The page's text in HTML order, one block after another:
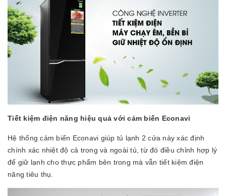
Tiết kiệm điện năng hiệu quả với cảm biến Econavi
Hệ thống cảm biến Econavi giúp tủ lạnh 2 cửa này xác định
chính xác nhiệt độ cả trong và ngoài tủ, từ đó điều chỉnh hợp lý
để giữ lạnh cho thực phẩm bên trong mà vẫn tiết kiệm điện
năng tiêu thụ.